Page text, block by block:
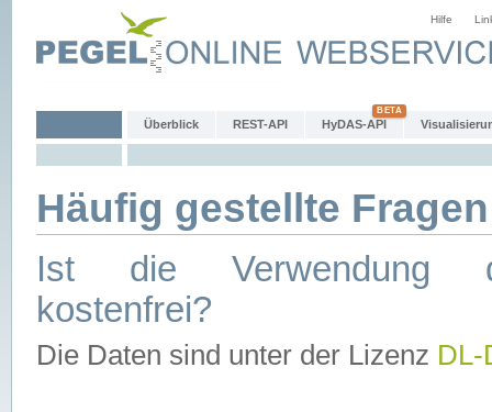
Hilfe
Überblick REST-API HyDAS-API
Häufig gestellte
Ist die Verwendung
kostenfrei?
Die Daten sind unter der Lizenz